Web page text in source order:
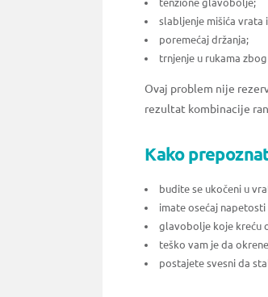
tenzione glavobolje;
slabljenje mišića vrata
poremećaj držanja;
trnjenje u rukama
Ovaj problem nije
rezultat kombinacije
Kako
budite se ukočeni u
imate osećaj
glavobolje koje kreću
teško vam je da
postajete svesni da